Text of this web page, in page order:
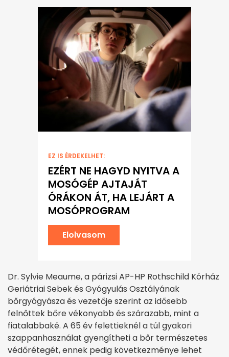
EZ IS ÉRDEKELHET:
EZÉRT NE HAGYD NYITVA A
MOSÓGÉP AJTAJÁT
ÓRÁKON ÁT, HA LEJÁRT A
MOSÓPROGRAM
Elolvasom
Dr. Sylvie Meaume, a párizsi AP-HP Rothschild Kórház
Geriátriai Sebek és Gyógyulás Osztályának
bőrgyógyásza és vezetője szerint az idősebb
felnőttek bőre vékonyabb és szárazabb, mint a
fiatalabbaké. A 65 év felettieknél a túl gyakori
szappanhasználat gyengítheti a bőr természetes
védőrétegét, ennek pedig következménye lehet